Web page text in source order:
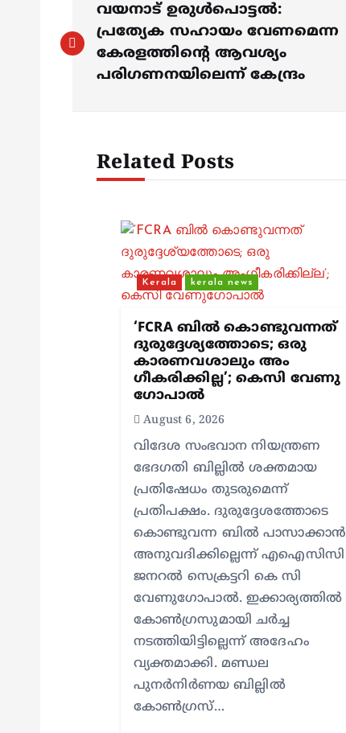
o
വയനാട് ഉരുള്‍പൊട്ടല്‍:
പ്രത്യേക സഹായം വേണമെന്ന
കേരളത്തിന്റെ ആവശ്യം
പരിഗണനയിലെന്ന് കേന്ദ്രം
Related Posts
Kerala kerala news
‘FCRA ബിൽ കൊണ്ടുവന്നത്
ദുരുദ്ദേശ്യത്തോടെ; ഒരു
കാരണവശാലും അം​
ഗീകരിക്കില്ല’; കെസി വേണു​
ഗോപാൽ
August 6, 2026
വിദേശ സംഭവാന നിയന്ത്രണ
ഭേദഗതി ബില്ലിൽ ശക്തമായ
പ്രതിഷേധം തുടരുമെന്ന്
പ്രതിപക്ഷം. ദുരുദ്ദേശത്തോടെ
കൊണ്ടുവന്ന ബിൽ പാസാക്കാൻ
അനുവദിക്കില്ലെന്ന് എഐസിസി
ജനറൽ സെക്രട്ടറി കെ സി
വേണുഗോപാൽ. ഇക്കാര്യത്തിൽ
കോൺഗ്രസുമായി ചർച്ച
നടത്തിയിട്ടില്ലെന്ന് അദേഹം
വ്യക്തമാക്കി. മണ്ഡല
പുനർനിർണയ ബില്ലിൽ
കോൺഗ്രസ്…